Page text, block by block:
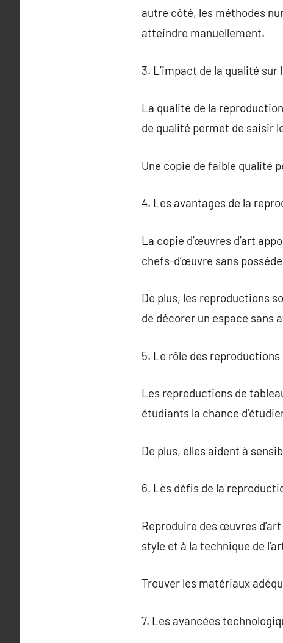
autre côté, les méthodes
atteindre manuellement.
3. L’impact de la qualité sur
La qualité de la
de qualité permet de saisir
Une copie de faible qualité
4. Les avantages de la
La copie d’œuvres d’art
chefs-d’œuvre sans
De plus, les reproductions
de décorer un espace sans
5. Le rôle des reproductions
Les reproductions de
étudiants la chance
De plus, elles aident à
6. Les défis de la
Reproduire des œuvres
style et à la technique de
Trouver les matériaux
7. Les avancées